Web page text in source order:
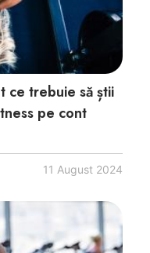
ce trebuie să știi
pe cont
11 August 2024